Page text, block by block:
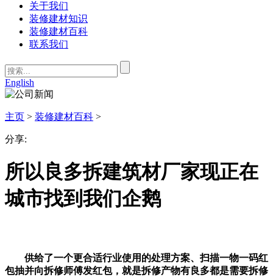
关于我们
装修建材知识
装修建材百科
联系我们
English
主页 > 装修建材百科 >
分享:
所以良多拆建筑材厂家现正在
城市找到我们企鹅
供给了一个更合适行业使用的处理方案、扫描一物一码红
包抽并向拆修师傅发红包，就是拆修产物有良多都是需要拆修